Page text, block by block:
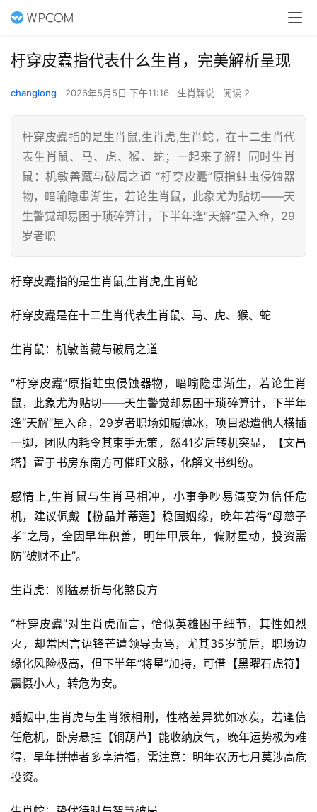
杅穿皮蠹指代表什么生肖，完美解析呈现
changlong 2026年5月5日 下午11:16 生肖解说 阅读 2
杅穿皮蠹指的是生肖鼠,生肖虎,生肖蛇，在十二生肖代
表生肖鼠、马、虎、猴、蛇；一起来了解！同时生肖
鼠：机敏善藏与破局之道 “杅穿皮蠹”原指蛀虫侵蚀器
物，暗喻隐患渐生，若论生肖鼠，此象尤为贴切——天
生警觉却易困于琐碎算计，下半年逢“天解”星入命，29
岁者职
杅穿皮蠹指的是生肖鼠,生肖虎,生肖蛇
杅穿皮蠹是在十二生肖代表生肖鼠、马、虎、猴、蛇
生肖鼠：机敏善藏与破局之道
“杅穿皮蠹”原指蛀虫侵蚀器物，暗喻隐患渐生，若论生肖
鼠，此象尤为贴切——天生警觉却易困于琐碎算计，下半年
逢“天解”星入命，29岁者职场如履薄冰，项目恐遭他人横插
一脚，团队内耗令其束手无策，然41岁后转机突显，【文昌
塔】置于书房东南方可催旺文脉，化解文书纠纷。
感情上,生肖鼠与生肖马相冲，小事争吵易演变为信任危
机，建议佩戴【粉晶并蒂莲】稳固姻缘，晚年若得“母慈子
孝”之局，全因早年积善，明年甲辰年，偏财星动，投资需
防“破财不止”。
生肖虎：刚猛易折与化煞良方
“杅穿皮蠹”对生肖虎而言，恰似英雄困于细节，其性如烈
火，却常因言语锋芒遭领导责骂，尤其35岁前后，职场边
缘化风险极高，但下半年“将星”加持，可借【黑曜石虎符】
震慑小人，转危为安。
婚姻中,生肖虎与生肖猴相刑，性格差异犹如冰炭，若逢信
任危机，卧房悬挂【铜葫芦】能收纳戾气，晚年运势极为难
得，早年拼搏者多享清福，需注意：明年农历七月莫涉高危
投资。